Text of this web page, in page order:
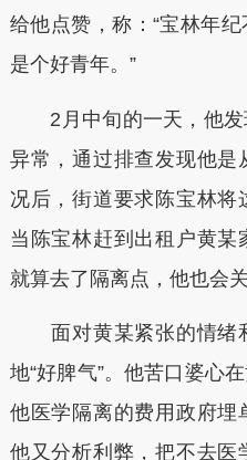
给他点赞，称：“宝林年
是个好青年。”
2月中旬的一天，他发
异常，通过排查发现他是
况后，街道要求陈宝林将
当陈宝林赶到出租户黄
就算去了隔离点，他也会
面对黄某紧张的情绪
地“好脾气”。他苦口婆心
他医学隔离的费用政府埋
他又分析利弊，把不去医